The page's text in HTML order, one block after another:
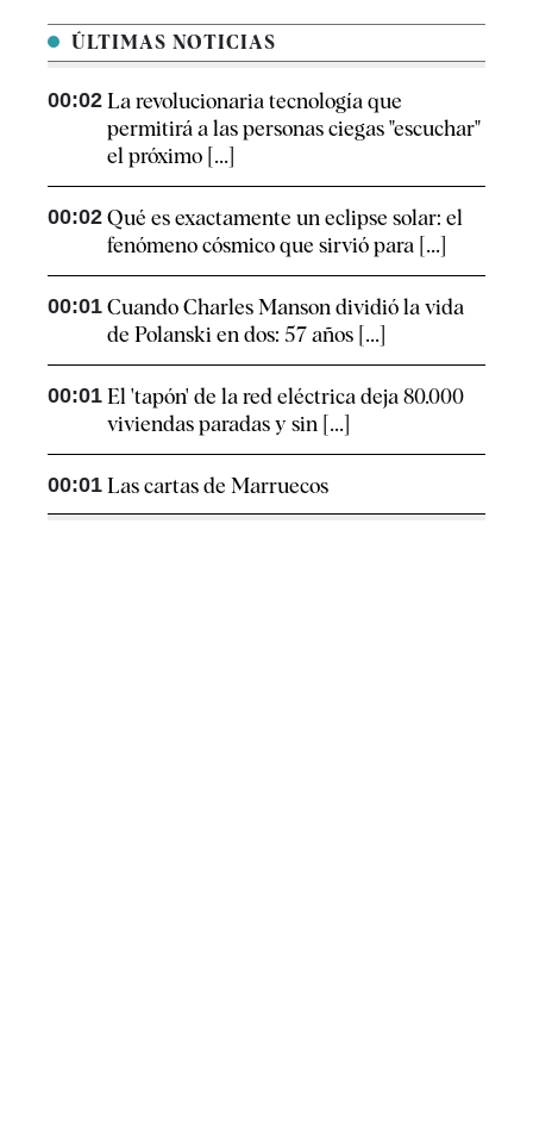
ÚLTIMAS NOTICIAS
00:02 La revolucionaria tecnología que
permitirá a las personas ciegas "escuchar"
el próximo [...]
00:02 Qué es exactamente un eclipse solar: el
fenómeno cósmico que sirvió para [...]
00:01 Cuando Charles Manson dividió la vida
de Polanski en dos: 57 años [...]
00:01 El 'tapón' de la red eléctrica deja 80.000
viviendas paradas y sin [...]
00:01 Las cartas de Marruecos